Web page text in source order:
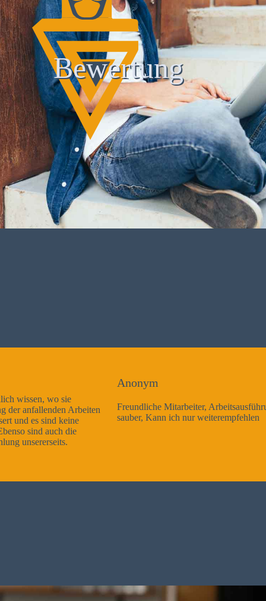
Bewertung
Freundliche Mitarbeiter, Arbeitsausführung sehr gut und sehr
sauber, Kann ich nur weiterempfehlen